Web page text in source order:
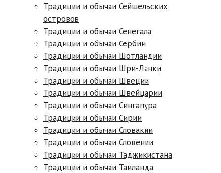
Традиции и обычаи Сейшельских
островов
Традиции и обычаи Сенегала
Традиции и обычаи Сербии
Традиции и обычаи Шотландии
Традиции и обычаи Шри-Ланки
Традиции и обычаи Швеции
Традиции и обычаи Швейцарии
Традиции и обычаи Сингапура
Традиции и обычаи Сирии
Традиции и обычаи Словакии
Традиции и обычаи Словении
Традиции и обычаи Таджикистана
Традиции и обычаи Таиланда